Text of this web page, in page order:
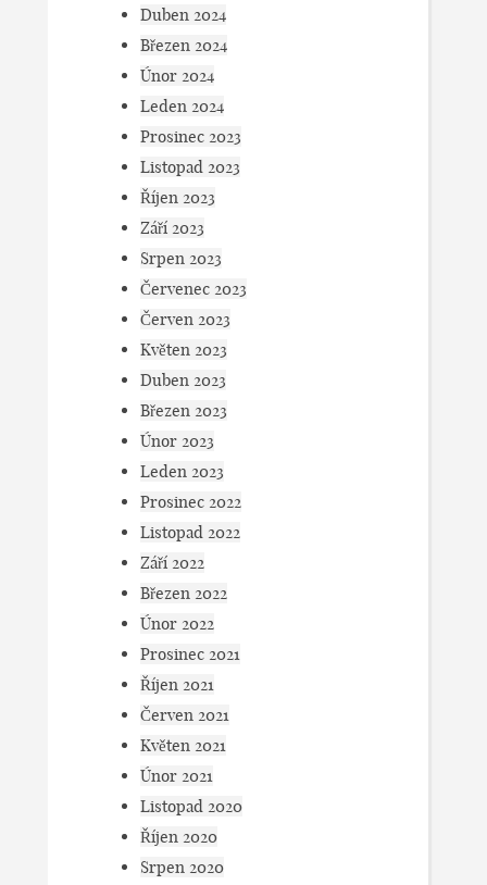
Duben 2024
Březen 2024
Únor 2024
Leden 2024
Prosinec 2023
Listopad 2023
Říjen 2023
Září 2023
Srpen 2023
Červenec 2023
Červen 2023
Květen 2023
Duben 2023
Březen 2023
Únor 2023
Leden 2023
Prosinec 2022
Listopad 2022
Září 2022
Březen 2022
Únor 2022
Prosinec 2021
Říjen 2021
Červen 2021
Květen 2021
Únor 2021
Listopad 2020
Říjen 2020
Srpen 2020